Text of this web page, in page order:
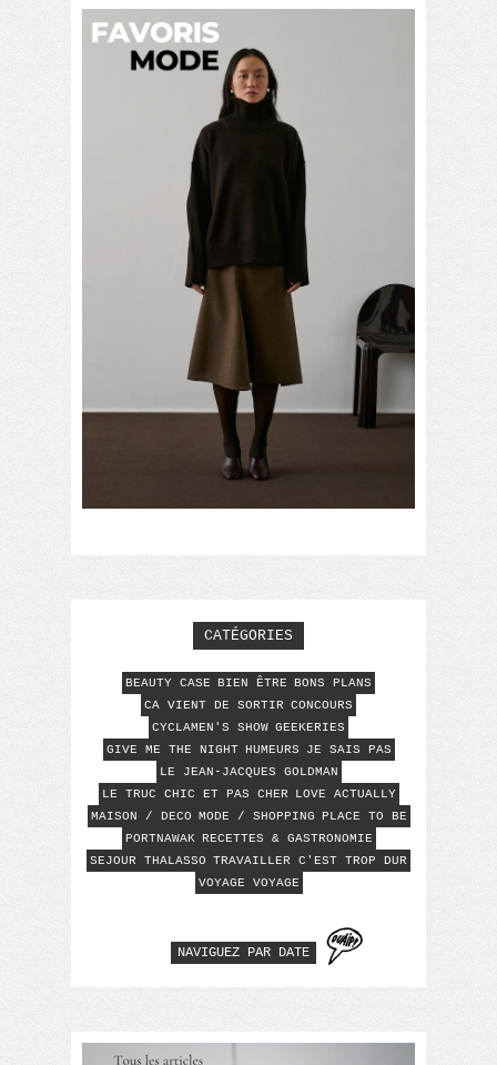
CATÉGORIES
BEAUTY CASE BIEN ÊTRE
BONS PLANS
CA VIENT DE SORTIR CONCOURS
CYCLAMEN'S SHOW GEEKERIES
GIVE ME THE NIGHT
HUMEURS
JE SAIS PAS
LE JEAN-JACQUES GOLDMAN
LE TRUC CHIC ET PAS CHER
LOVE ACTUALLY
MAISON / DECO
MODE / SHOPPING
PLACE TO BE
PORTNAWAK
RECETTES & GASTRONOMIE
SEJOUR THALASSO TRAVAILLER C'EST TROP DUR
VOYAGE VOYAGE
NAVIGUEZ PAR DATE